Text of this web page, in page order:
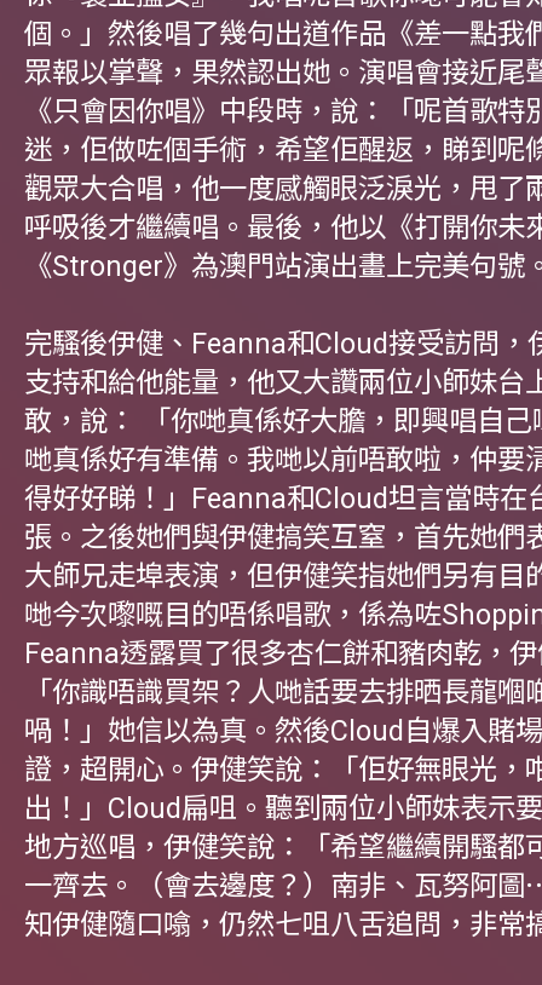
個。」然後唱了幾句出道作品《差一點我
眾報以掌聲，果然認出她。演唱會接近尾
《只會因你唱》中段時，說：「呢首歌特
迷，佢做咗個手術，希望佢醒返，睇到呢
觀眾大合唱，他一度感觸眼泛淚光，甩了
呼吸後才繼續唱。最後，他以《打開你未
《Stronger》為澳門站演出畫上完美句號
完騷後伊健、Feanna和Cloud接受訪問，
支持和給他能量，他又大讚兩位小師妹台
敢，說： 「你哋真係好大膽，即興唱自
哋真係好有準備。我哋以前唔敢啦，仲要
得好好睇！」Feanna和Cloud坦言當時在
張。之後她們與伊健搞笑互窒，首先她們
大師兄走埠表演，但伊健笑指她們另有目
哋今次嚟嘅目的唔係唱歌，係為咗
Feanna透露買了很多杏仁餅和豬肉乾，
「你識唔識買架？人哋話要去排晒長龍嗰
喎！」她信以為真。然後Cloud自爆入賭
證，超開心。伊健笑說：「佢好無眼光，
出！」Cloud扁咀。聽到兩位小師妹表示
地方巡唱，伊健笑說：「希望繼續開騷都
一齊去。（會去邊度？）南非、瓦努阿
知伊健隨口噏，仍然七咀八舌追問，非常